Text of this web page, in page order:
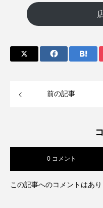
前の記事
0 コメント
この記事へのコメントはあり